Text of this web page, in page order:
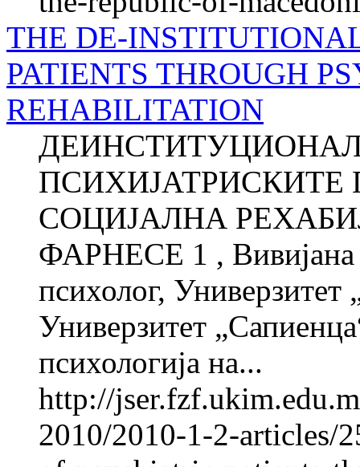
THE DE-
PATIENTS THROUGH
REHABILITATION
СОЦИЈАЛНА
ФАРНЕСЕ 1 ,
психолог,
Универзитет
психологија на...
http://
2010/2010-1-2-articles/